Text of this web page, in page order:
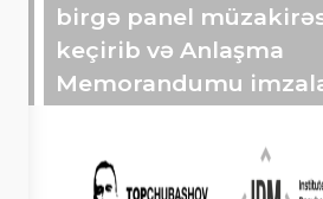
birgə panel
keçirib və Anlaşma
Memorandumu